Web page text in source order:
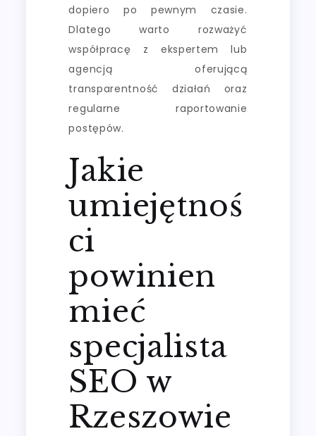
dopiero po pewnym czasie.
Dlatego warto rozważyć
współpracę z ekspertem lub
agencją oferującą
transparentność działań oraz
regularne raportowanie
postępów.
Jakie
umiejętnoś
ci
powinien
mieć
specjalista
SEO w
Rzeszowie